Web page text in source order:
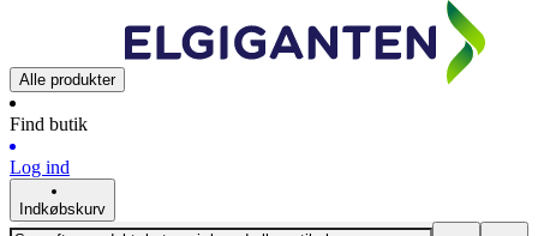
Alle produkter
Find butik
Log ind
Indkøbskurv